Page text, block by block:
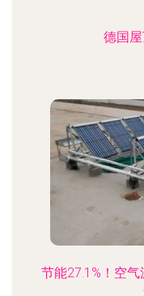
德国
节能27.1%！空